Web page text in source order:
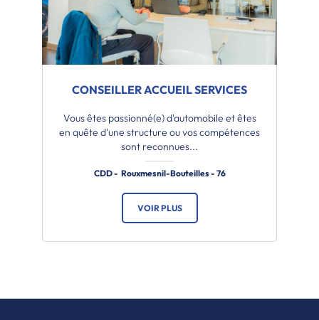
CONSEILLER ACCUEIL SERVICES
Vous êtes passionné(e) d'automobile et êtes
en quête d'une structure ou vos compétences
sont reconnues...
CDD - Rouxmesnil-Bouteilles - 76
VOIR PLUS